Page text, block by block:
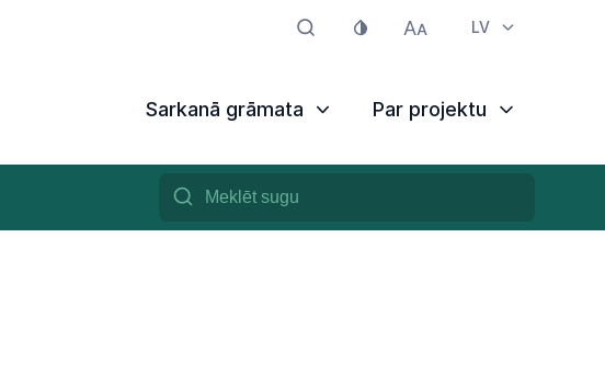
LV
Sarkanā grāmata Par projektu